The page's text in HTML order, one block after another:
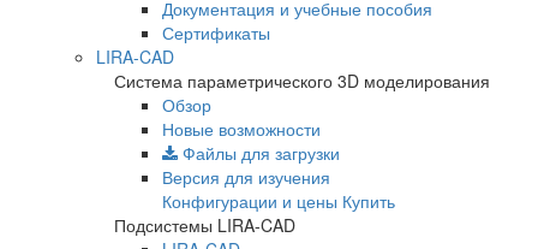
Документация и учебные пособия
Сертификаты
LIRA-CAD
Система параметрического 3D моделирования
Обзор
Новые возможности
Файлы для загрузки
Версия для изучения
Конфигурации и цены Купить
Подсистемы LIRA-CAD